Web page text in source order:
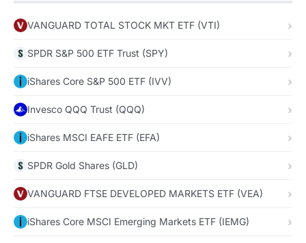
VANGUARD TOTAL STOCK MKT ETF (VTI)
SPDR S&P 500 ETF Trust (SPY)
iShares Core S&P 500 ETF (IVV)
Invesco QQQ Trust (QQQ)
iShares MSCI EAFE ETF (EFA)
SPDR Gold Shares (GLD)
VANGUARD FTSE DEVELOPED MARKETS ETF (VEA)
iShares Core MSCI Emerging Markets ETF (IEMG)